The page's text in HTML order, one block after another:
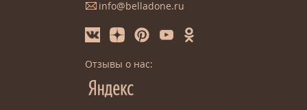
info@belladone.ru
Отзывы о нас: